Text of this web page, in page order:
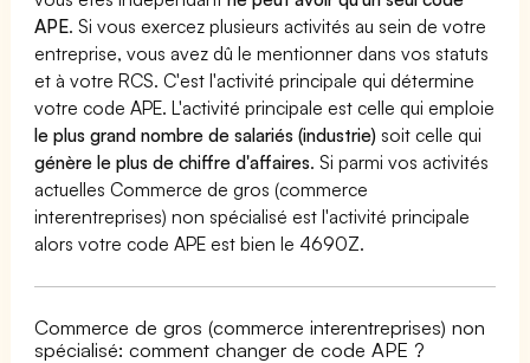
APE. Si vous exercez plusieurs activités au sein de votre
entreprise, vous avez dû le mentionner dans vos statuts
et à votre RCS. C'est l'activité principale qui détermine
votre code APE. L'activité principale est celle qui emploie
le plus grand nombre de salariés (industrie) soit celle qui
génère le plus de chiffre d'affaires. Si parmi vos activités
actuelles Commerce de gros (commerce
interentreprises) non spécialisé est l'activité principale
alors votre code APE est bien le 4690Z.
Commerce de gros (commerce interentreprises) non
spécialisé: comment changer de code APE ?